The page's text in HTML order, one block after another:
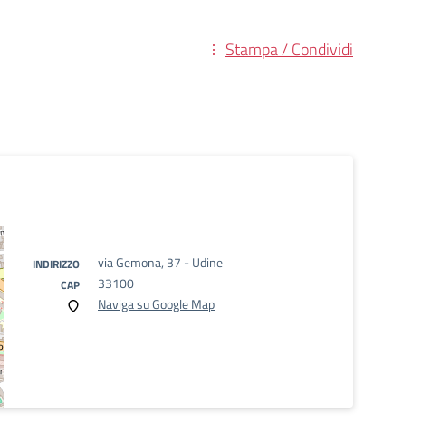
Stampa / Condividi
INDIRIZZO via Gemona, 37 - Udine
CAP
33100
Naviga su Google Map